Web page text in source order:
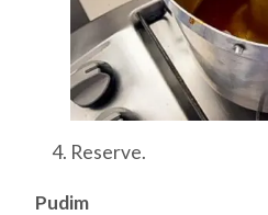
Reserve.
Pudim